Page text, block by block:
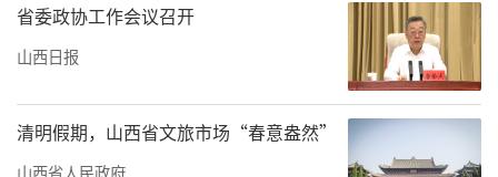
省委政协工作会议召开
山西日报
清明假期，山西省文旅市场“春意盎然”
山西省人民政府